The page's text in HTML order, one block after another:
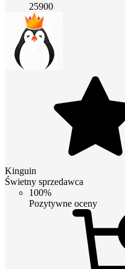
25900
Kinguin
Świetny sprzedawca
100%
Pozytywne oceny